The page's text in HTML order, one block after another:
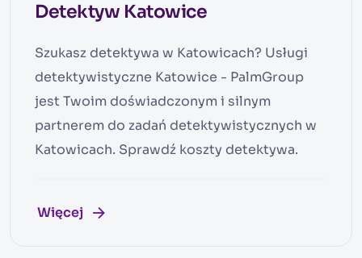
Detektyw Katowice
Szukasz detektywa w Katowicach? Usługi
detektywistyczne Katowice - PalmGroup
jest Twoim doświadczonym i silnym
partnerem do zadań detektywistycznych w
Katowicach. Sprawdź koszty detektywa.
Więcej